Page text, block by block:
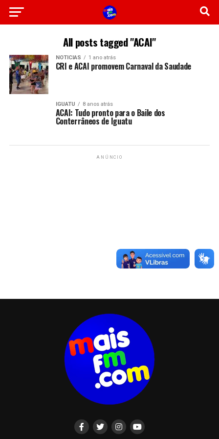
All posts tagged "ACAI"
NOTICIAS 1 ano atrás
CRI e ACAI promovem Carnaval da Saudade
IGUATU 8 anos atrás
ACAI: Tudo pronto para o Baile dos
Conterrâneos de Iguatu
ANÚNCIO